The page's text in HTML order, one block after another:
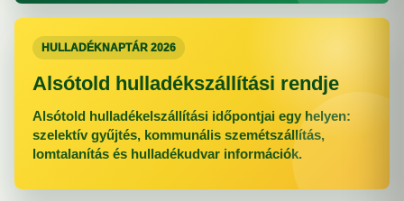
HULLADÉKNAPTÁR 2026
Alsótold hulladékszállítási rendje
Alsótold hulladékelszállítási időpontjai egy helyen:
szelektív gyűjtés, kommunális szemétszállítás,
lomtalanítás és hulladékudvar információk.